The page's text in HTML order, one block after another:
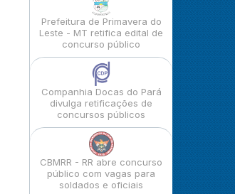
Prefeitura de Primavera do
Leste - MT retifica edital de
concurso público
Companhia Docas do Pará
divulga retificações de
concursos públicos
CBMRR - RR abre concurso
público com vagas para
soldados e oficiais